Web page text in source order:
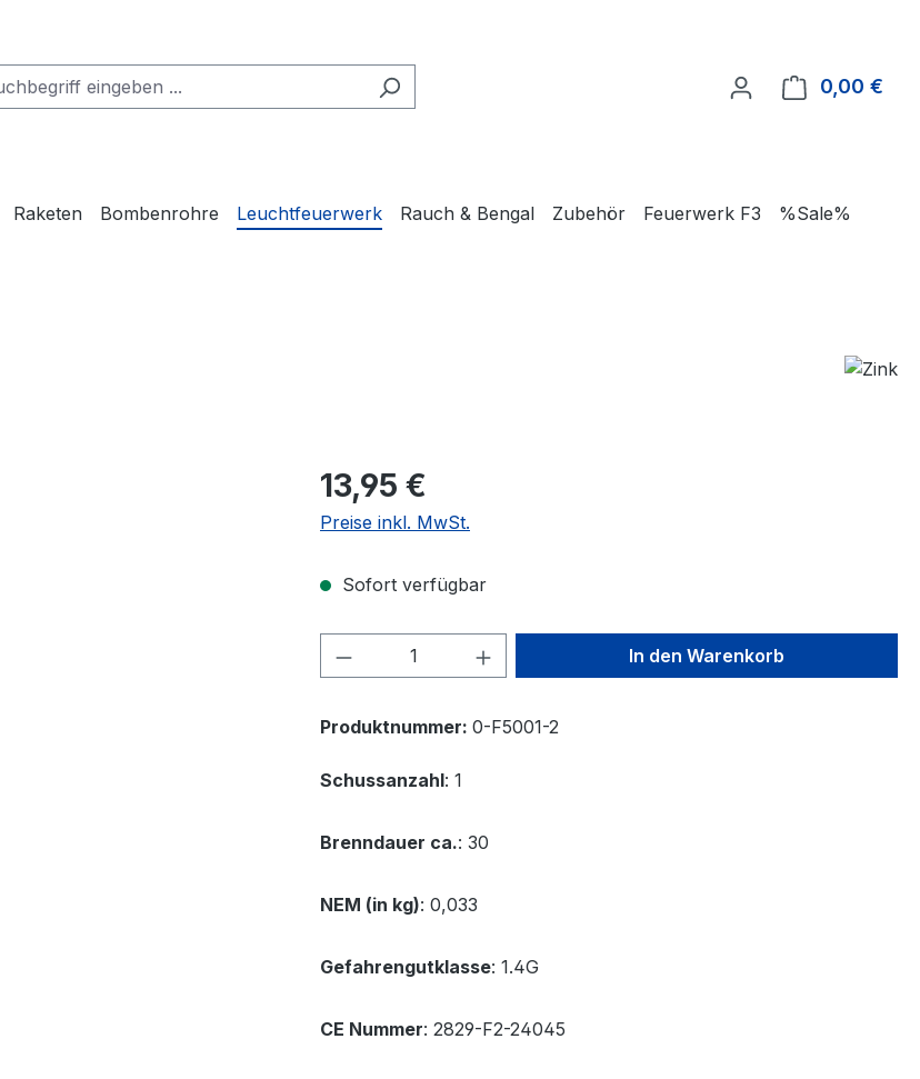
0,00 €
Raketen Bombenrohre Leuchtfeuerwerk Rauch & Bengal Zubehör Feuerwerk F3
%Sale%
13,95 €
Preise inkl. MwSt.
Sofort verfügbar
Produkt Anzahl: Gib den gewünschten Wert
In den Warenkorb
Produktnummer: 0-F5001-2
Schussanzahl: 1
Brenndauer ca.: 30
NEM (in kg): 0,033
Gefahrengutklasse: 1.4G
CE Nummer: 2829-F2-24045